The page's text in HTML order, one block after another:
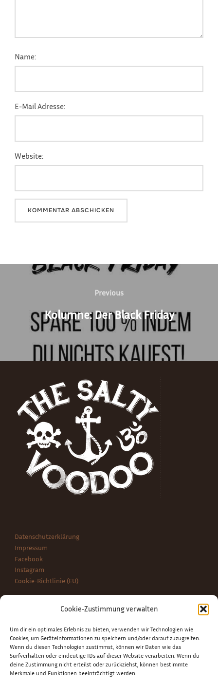
Cookie-Zustimmung verwalten
Um dir ein optimales Erlebnis zu bieten, verwenden wir Technologien wie
Cookies, um Geräteinformationen zu speichern und/oder darauf zuzugreifen.
Wenn du diesen Technologien zustimmst, können wir Daten wie das
Surfverhalten oder eindeutige IDs auf dieser Website verarbeiten. Wenn du
deine Zustimmung nicht erteilst oder zurückziehst, können bestimmte
Merkmale und Funktionen beeinträchtigt werden.
Name:
E-Mail Adresse:
Website:
Beitragsnavigation
Previous
Previous
Kolumne: Der Black Friday
Datenschutzerklärung
Impressum
Facebook
Instagram
Cookie-Richtlinie (EU)
BLOG NEWS
Be Chiqúe! – Musique et Style
Grüne Seele – Die Naturkosmetik Schmiede
Kolumne: Alfonso Bialetti, die Moka Express und das Percolator-
Prinzip
Der Ribbon Scarf vom Mützenmacher